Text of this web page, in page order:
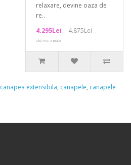
relaxare, devine oaza de
re..
4.295Lei
4.875Lei
Fără TVA: 3.609Lei
canapea extensibila, canapele, canapele